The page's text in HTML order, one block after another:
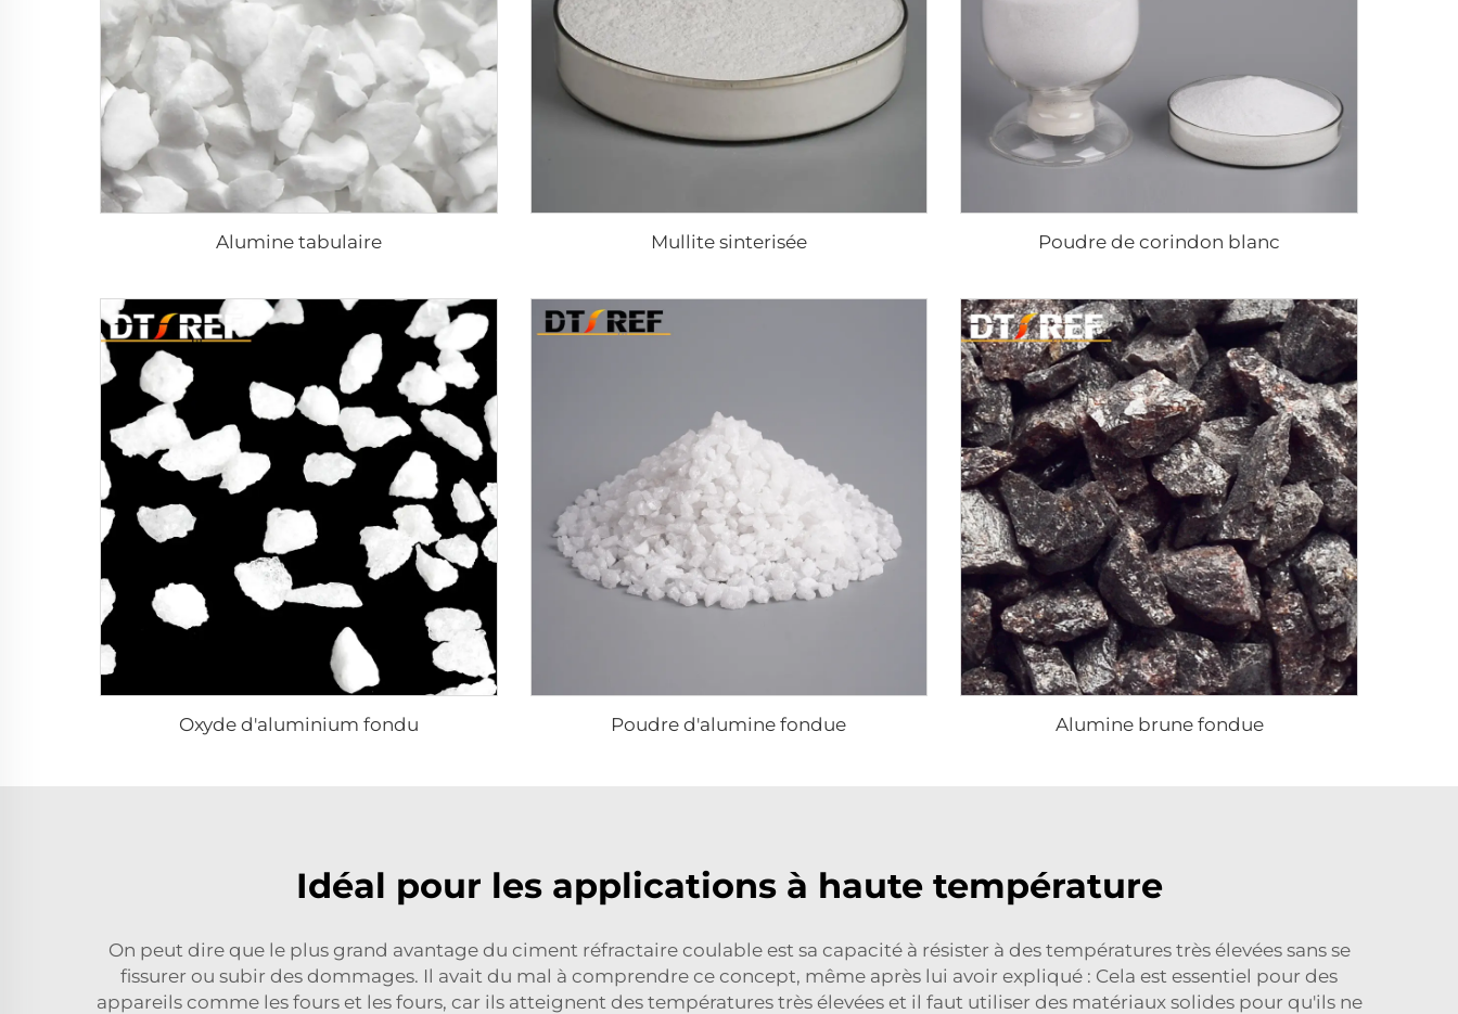
Alumine tabulaire Mullite sinterisée Poudre de corindon blanc
Oxyde d'aluminium fondu Poudre d'alumine fondue Alumine brune fondue
Idéal pour les applications à haute température
On peut dire que le plus grand avantage du ciment réfractaire coulable est sa capacité à résister à des températures très élevées sans se
fissurer ou subir des dommages. Il avait du mal à comprendre ce concept, même après lui avoir expliqué : Cela est essentiel pour des
appareils comme les fours et les fours, car ils atteignent des températures très élevées et il faut utiliser des matériaux solides pour qu'ils ne